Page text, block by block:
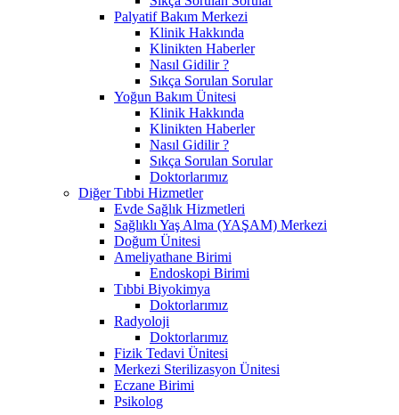
Palyatif Bakım Merkezi
Klinik Hakkında
Klinikten Haberler
Nasıl Gidilir ?
Sıkça Sorulan Sorular
Yoğun Bakım Ünitesi
Klinik Hakkında
Klinikten Haberler
Nasıl Gidilir ?
Sıkça Sorulan Sorular
Doktorlarımız
Diğer Tıbbi Hizmetler
Evde Sağlık Hizmetleri
Sağlıklı Yaş Alma (YAŞAM) Merkezi
Doğum Ünitesi
Ameliyathane Birimi
Endoskopi Birimi
Tıbbi Biyokimya
Doktorlarımız
Radyoloji
Doktorlarımız
Fizik Tedavi Ünitesi
Merkezi Sterilizasyon Ünitesi
Eczane Birimi
Psikolog